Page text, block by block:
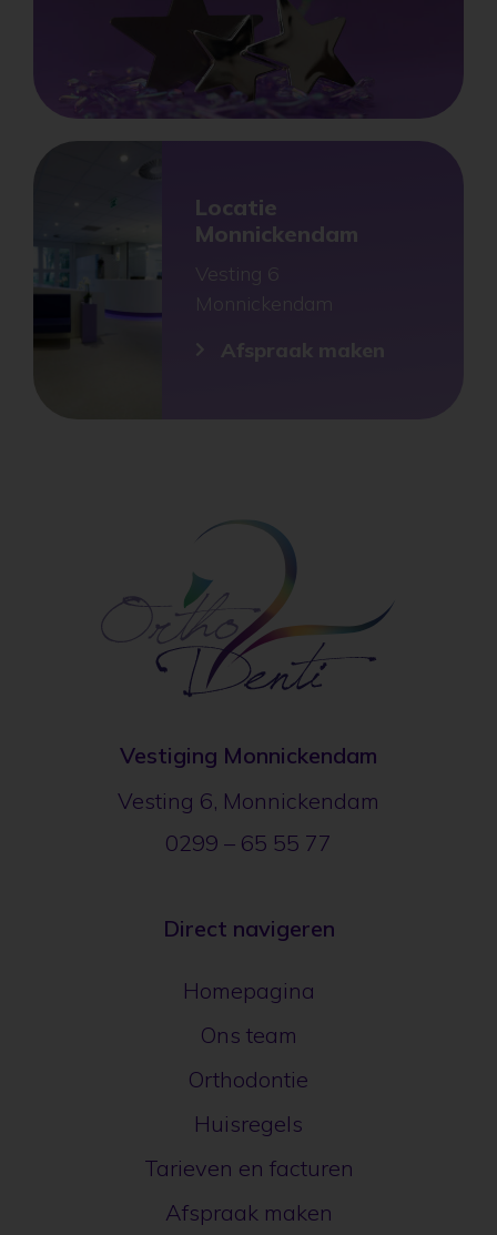
Locatie
Monnickendam
Vesting 6
Monnickendam
Afspraak maken
Vestiging Monnickendam
Vesting 6, Monnickendam
0299 – 65 55 77
Direct navigeren
Homepagina
Ons team
Orthodontie
Huisregels
Tarieven en facturen
Afspraak maken